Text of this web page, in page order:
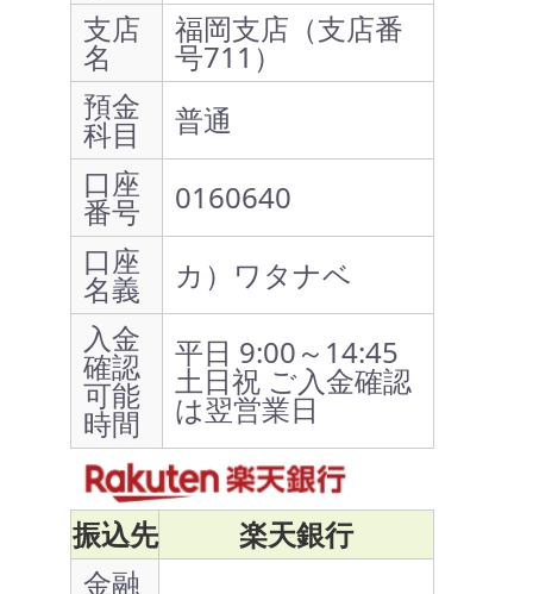
支店
名
福岡支店（支店番
号711）
預金
科目
普通
口座
番号
0160640
口座
名義
カ）ワタナベ
入金
確認
可能
時間
平日 9:00～14:45
土日祝 ご入金確認
は翌営業日
振込先
楽天銀行
金融